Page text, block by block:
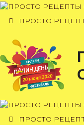
Перейти
ПРОСТО
ПРОСТО